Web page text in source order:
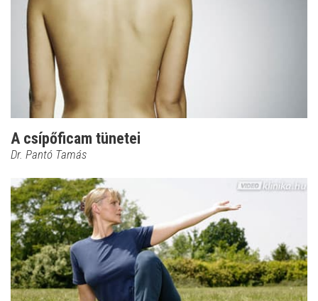
A csípőficam tünetei
Dr. Pantó Tamás